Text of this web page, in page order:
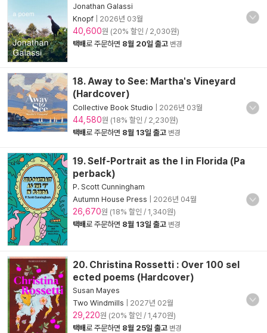
Jonathan Galassi
Knopf
2026년 03월
40,600원 (20% 할인 / 2,030원)
택배로 주문하면 8월 20일 출고 변경
18. Away to See: Martha's Vineyard
(Hardcover)
Collective Book Studio 2026년 03월
44,580원 (18% 할인 / 2,230원)
택배로 주문하면 8월 13일 출고 변경
19. Self-Portrait as the I in Florida (Pa
perback)
P. Scott Cunningham
Autumn House Press
2026년 04월
26,670원 (18% 할인 / 1,340원)
택배로 주문하면 8월 13일 출고 변경
20. Christina Rossetti : Over 100 sel
ected poems (Hardcover)
Susan Mayes
Two Windmills
2027년 02월
29,220원 (20% 할인 / 1,470원)
택배로 주문하면 8월 25일 출고 변경